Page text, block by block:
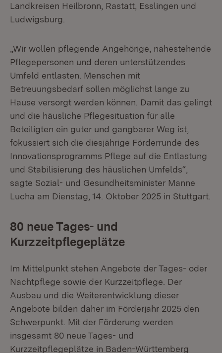
Landkreisen Heilbronn, Rastatt, Esslingen und
Ludwigsburg.
„Wir wollen pflegende Angehörige, nahestehende
Pflegepersonen und deren unterstützendes
Umfeld entlasten. Menschen mit
Betreuungsbedarf sollen möglichst lange zu
Hause versorgt werden können. Damit das gelingt
und die häusliche Pflegesituation für alle
Beteiligten ein guter und gangbarer Weg ist,
fokussiert sich die diesjährige Förderrunde des
Innovationsprogramms Pflege auf die Entlastung
und Stabilisierung des häuslichen Umfelds“,
sagte Sozial- und Gesundheitsminister Manne
Lucha am Dienstag, 14. Oktober 2025 in Stuttgart.
80 neue Tages- und
Kurzzeitpflegeplätze
Im Mittelpunkt stehen Angebote der Tages- oder
Nachtpflege sowie der Kurzzeitpflege. Der
Ausbau und die Weiterentwicklung dieser
Angebote bilden daher im Förderjahr 2025 den
Schwerpunkt. Mit der Förderung werden
insgesamt 80 neue Tages- und
Kurzzeitpflegeplätze in Baden-Württemberg